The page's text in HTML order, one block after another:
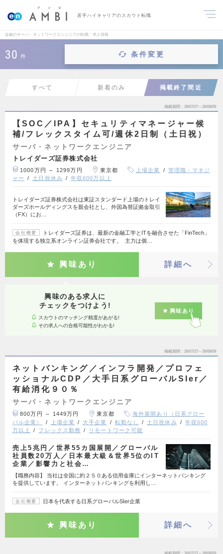
若手ハイキャリアのスカウト転職
金融のサーバ・ネットワークエンジニアの転職・求人情報
30 件 条件変更
すべて 新着のみ 掲載終了間近
掲載期間 26/07/27～26/08/09
【SOC／IPA】セキュリティマネージャー候
補/フレックスタイム可/週休2日制（土日祝）
サーバ・ネットワークエンジニア
トレイダーズ証券株式会社
1000万円 ～ 1299万円 東京都 上場企業
管理職・マネジ
ャー
土日祝休み 年収600万以上
トレイダーズ証券株式会社は東証スタンダード上場のトレイ
ダーズホールディングスを親会社とし、外国為替証拠金取引
（FX）にお…
会社概要
トレイダーズ証券は、最新の金融工学とITを融合させた「FinTech」
を体現する独立系オンライン証券会社です。 主力は個…
興味あり 詳細へ
興味のある求人に
チェックをつけよう!
スカウトのマッチング精度があがる!
その求人への合格可能性がわかる!
興味あり
掲載期間 26/07/27～26/08/09
ネットバンキング／インフラ開発／プロフェ
ッショナルCDP／大手日系グローバルSIer／
有給消化９０％
サーバ・ネットワークエンジニア
800万円 ～ 1449万円 東京都
海外展開あり（日系グロー
バル企業）
上場企業 大手企業 転勤なし 土日祝休み
年収600
万以上
フレックス勤務 リモートワーク可能
売上5兆円／世界55カ国展開／グローバル
社員数20万人／日本最大級＆世界5位のIT
企業／影響力と社会…
【職務内容】 当社は全国に約２５０ある信用金庫にインターネットバンキング
を提供しています。 インターネットバンキングを利用し…
会社概要 日本を代表する日系グローバルSIer企業
興味あり 詳細へ